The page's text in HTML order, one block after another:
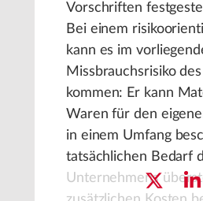
Vorschriften
Bei einem
kann es im
Missbrauchsrisiko
kommen: Er kann
Waren für den
in einem Umfang
tatsächlichen Bedarf
Unternehmens